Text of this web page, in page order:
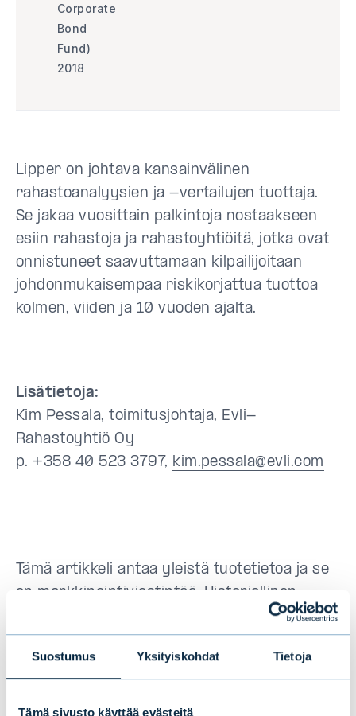
Suostumus Yksityiskohdat Tietoja
Tämä sivusto käyttää evästeitä
Corporate
Bond
Fund)
2018
Lipper on johtava kansainvälinen
rahastoanalyysien ja -vertailujen tuottaja.
Se jakaa vuosittain palkintoja nostaakseen
esiin rahastoja ja rahastoyhtiöitä, jotka ovat
onnistuneet saavuttamaan kilpailijoitaan
johdonmukaisempaa riskikorjattua tuottoa
kolmen, viiden ja 10 vuoden ajalta.
Lisätietoja:
Kim Pessala, toimitusjohtaja, Evli-
Rahastoyhtiö Oy
p. +358 40 523 3797, kim.pessala@evli.com
Tämä artikkeli antaa yleistä tuotetietoa ja se
on markkinointiviestintää. Historiallinen
Sijoituksen arvo voi nousta ja laskea ja
sijoittaja voi menettää sijoittamansa pääoman
osittain tai kokonaan. Artikkelin sisältöä ei
tule pitää sijoitusneuvontana eikä sen